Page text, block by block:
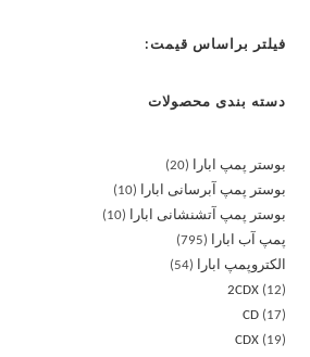
فیلتر براساس قیمت:
دسته بندی محصولات
بوستر پمپ ابارا
20
بوستر پمپ آبرسانی ابارا
10
بوستر پمپ آتشنشانی ابارا
10
پمپ آب ابارا
795
الکتروپمپ ابارا
54
2CDX
12
CD
17
CDX
19